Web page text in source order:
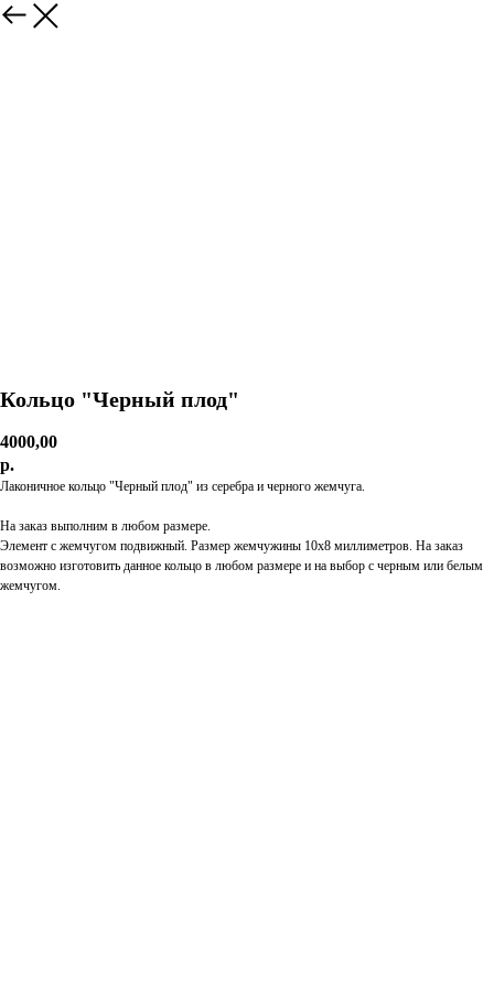
Кольцо "Черный плод"
4000,00
р.
Лаконичное кольцо "Черный плод" из серебра и черного жемчуга.
На заказ выполним в любом размере.
Элемент с жемчугом подвижный. Размер жемчужины 10х8 миллиметров. На заказ
возможно изготовить данное кольцо в любом размере и на выбор с черным или белым
жемчугом.